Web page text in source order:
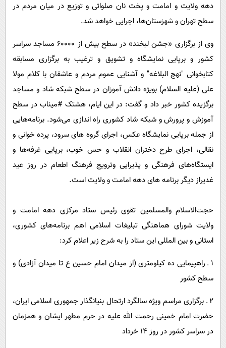
دهه ولایت و امامت و پخت نان صلواتی و توزیع در میان مردم در
سطح تهران و شهزستان‌ها، اجرایی خواهد شد.
وی از برگزاری «جشن لبخند» در سطح بیش از ۶۰۰۰۰ مساجد سراسر
کشور و برپایی نمایشگاه و تشویق و ترغیب به برگزاری مسابقه
کتابخوانی "نهج البلاغه" و آشنایی عموم مردم و عاشقان با کلام مولا
علی (علیه السلام) بویژه دانش آموزان در سطح شبکه شاد و مساجد
برگزیده کشور خبر داد و گفت: در این ایام، هشتک #میناب در سطح
آموزش و پرورش و شبکه شاد کشوری راه اندازی می‌شود. برنامه‌هایی
از جمله برپایی نمایشگاه عکس، اجرای گروه های سرود، پرده خوانی و
نقالی، اجرای طرح دختران انقلاب و حس خوب، برپایی غرفه‌ها و
ایستگاه‌های فرهنگی و پذیرایی وترویج فرهنگ اطعام در روز عید
غدیراز دیگر برنامه های دهه امامت و ولایت است.
حجت‌الاسلام والمسلمین تقوی رئیس ستاد مرکزی دهه امامت و
ولایت شورای هماهنگی تبلیغات اسلامی اهم برنامه‌های کشوری،
استانی و بین المللی این ستاد را به شرح زیر اعلام کرد:
۱ ـ راهپیمایی ده کیلومتری (از میدان امام حسین ع تا میدان آزادی) و
سطح کشور
۲ ـ برگزاری مراسم ویژه سالگرد ارتحال بنیانگذار جمهوری اسلامی ایران،
حضرت امام خمینی رحمت الله علیه در حرم مطهر ایشان و همزمان
در سراسر کشور در روز ۱۴ خرداد